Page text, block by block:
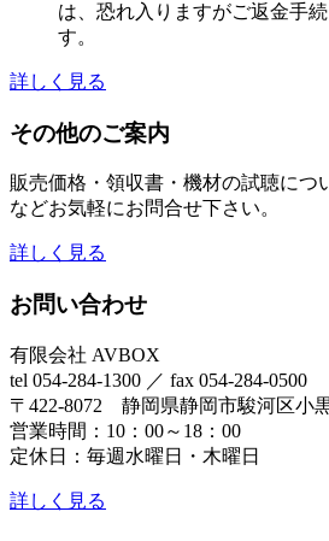
は、恐れ入りますがご返金手
す。
詳しく見る
その他のご案内
販売価格・領収書・機材の試聴につ
などお気軽にお問合せ下さい。
詳しく見る
お問い合わせ
有限会社 AVBOX
tel 054-284-1300 ／ fax 054-284-0500
〒422-8072 静岡県静岡市駿河区小
営業時間：10：00～18：00
定休日：毎週水曜日・木曜日
詳しく見る